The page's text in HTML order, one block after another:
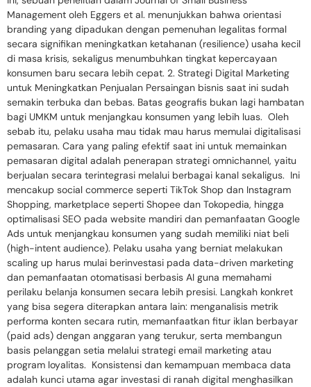
Management oleh Eggers et al. menunjukkan bahwa orientasi
branding yang dipadukan dengan pemenuhan legalitas formal
secara signifikan meningkatkan ketahanan (resilience) usaha kecil
di masa krisis, sekaligus menumbuhkan tingkat kepercayaan
konsumen baru secara lebih cepat. 2. Strategi Digital Marketing
untuk Meningkatkan Penjualan Persaingan bisnis saat ini sudah
semakin terbuka dan bebas. Batas geografis bukan lagi hambatan
bagi UMKM untuk menjangkau konsumen yang lebih luas. Oleh
sebab itu, pelaku usaha mau tidak mau harus memulai digitalisasi
pemasaran. Cara yang paling efektif saat ini untuk memainkan
pemasaran digital adalah penerapan strategi omnichannel, yaitu
berjualan secara terintegrasi melalui berbagai kanal sekaligus. Ini
mencakup social commerce seperti TikTok Shop dan Instagram
Shopping, marketplace seperti Shopee dan Tokopedia, hingga
optimalisasi SEO pada website mandiri dan pemanfaatan Google
Ads untuk menjangkau konsumen yang sudah memiliki niat beli
(high-intent audience). Pelaku usaha yang berniat melakukan
scaling up harus mulai berinvestasi pada data-driven marketing
dan pemanfaatan otomatisasi berbasis AI guna memahami
perilaku belanja konsumen secara lebih presisi. Langkah konkret
yang bisa segera diterapkan antara lain: menganalisis metrik
performa konten secara rutin, memanfaatkan fitur iklan berbayar
(paid ads) dengan anggaran yang terukur, serta membangun
basis pelanggan setia melalui strategi email marketing atau
program loyalitas. Konsistensi dan kemampuan membaca data
adalah kunci utama agar investasi di ranah digital menghasilkan